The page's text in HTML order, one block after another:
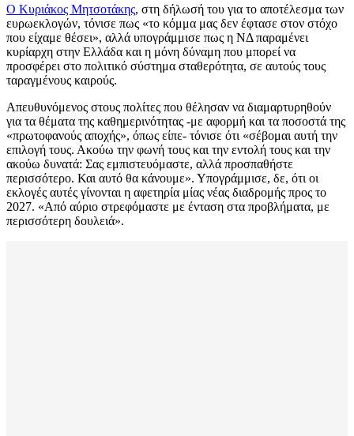
Ο Κυριάκος Μητσοτάκης, στη δήλωσή του για το αποτέλεσμα των
ευρωεκλογών, τόνισε πως «το κόμμα μας δεν έφτασε στον στόχο
που είχαμε θέσει», αλλά υπογράμμισε πως η ΝΔ παραμένει
κυρίαρχη στην Ελλάδα και η μόνη δύναμη που μπορεί να
προσφέρει στο πολιτικό σύστημα σταθερότητα, σε αυτούς τους
ταραγμένους καιρούς.
Απευθυνόμενος στους πολίτες που θέλησαν να διαμαρτυρηθούν
για τα θέματα της καθημερινότητας -με αφορμή και τα ποσοστά της
«πρωτοφανούς αποχής», όπως είπε- τόνισε ότι «σέβομαι αυτή την
επιλογή τους. Ακούω την φωνή τους και την εντολή τους και την
ακούω δυνατά: Σας εμπιστευόμαστε, αλλά προσπαθήστε
περισσότερο. Και αυτό θα κάνουμε». Υπογράμμισε, δε, ότι οι
εκλογές αυτές γίνονται η αφετηρία μίας νέας διαδρομής προς το
2027. «Από αύριο στρεφόμαστε με ένταση στα προβλήματα, με
περισσότερη δουλειά».